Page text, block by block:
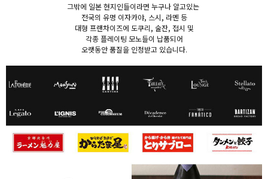
그밖에 일본 현지인들이라면 누구나 알고있는
전국의 유명 이자카야, 스시, 라멘 등
대형 프랜차이즈에 도쿠리, 술잔, 접시 및
각종 플레이팅 모노들이 납품되어
오랫동안 품질을 인정받고 있습니다.